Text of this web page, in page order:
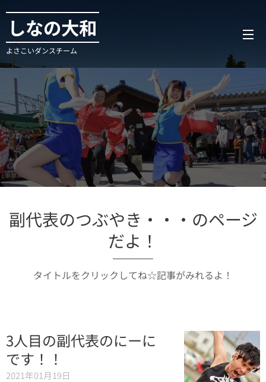
しなの大和
よさこいダンスチーム
副代表のつぶやき・・・のページ
だよ！
タイトルをクリックしてね☆記事がみれるよ！
3人目の副代表のにーに
です！！
2021年01月19日